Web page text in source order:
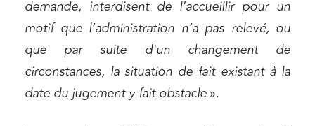
demande, interdisent de l’accueillir pour un
motif que l’administration n’a pas relevé, ou
que par suite d'un changement de
circonstances, la situation de fait existant à la
date du jugement y fait obstacle ».